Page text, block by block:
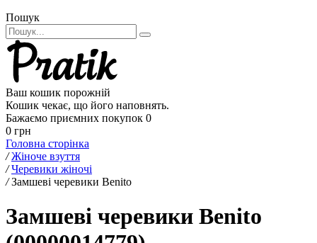
Пошук
Ваш кошик порожній
Кошик чекає, що його наповнять.
Бажаємо приємних покупок 0
0 грн
Головна сторінка
/ Жіноче взуття
/ Черевики жіночі
/ Замшеві черевики Benito
Замшеві черевики Benito